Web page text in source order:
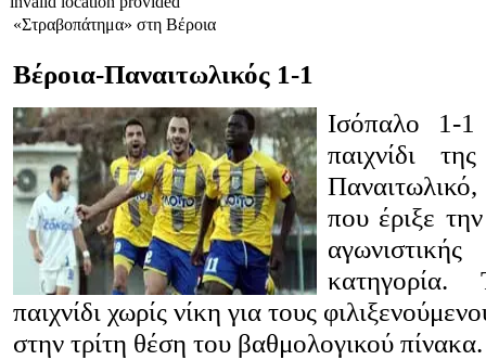
«Στραβοπάτημα» στη Βέροια
Βέροια-Παναιτωλικός 1-1
Ισόπαλο 1-
παιχνίδι
που έριξε
κατηγορία.
παιχνίδι χωρίς νίκη για τους
στην τρίτη θέση του βαθμολογικού πίνακα.